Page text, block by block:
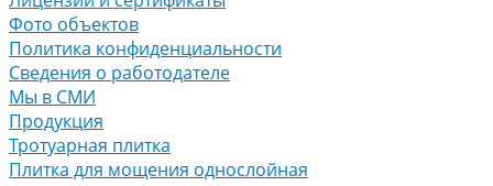
Фото объектов
Политика конфиденциальности
Сведения о работодателе
Мы в СМИ
Продукция
Тротуарная плитка
Плитка для мощения однослойная